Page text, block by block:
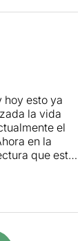
hoy esto ya
la vida
el
en la
que está
en la